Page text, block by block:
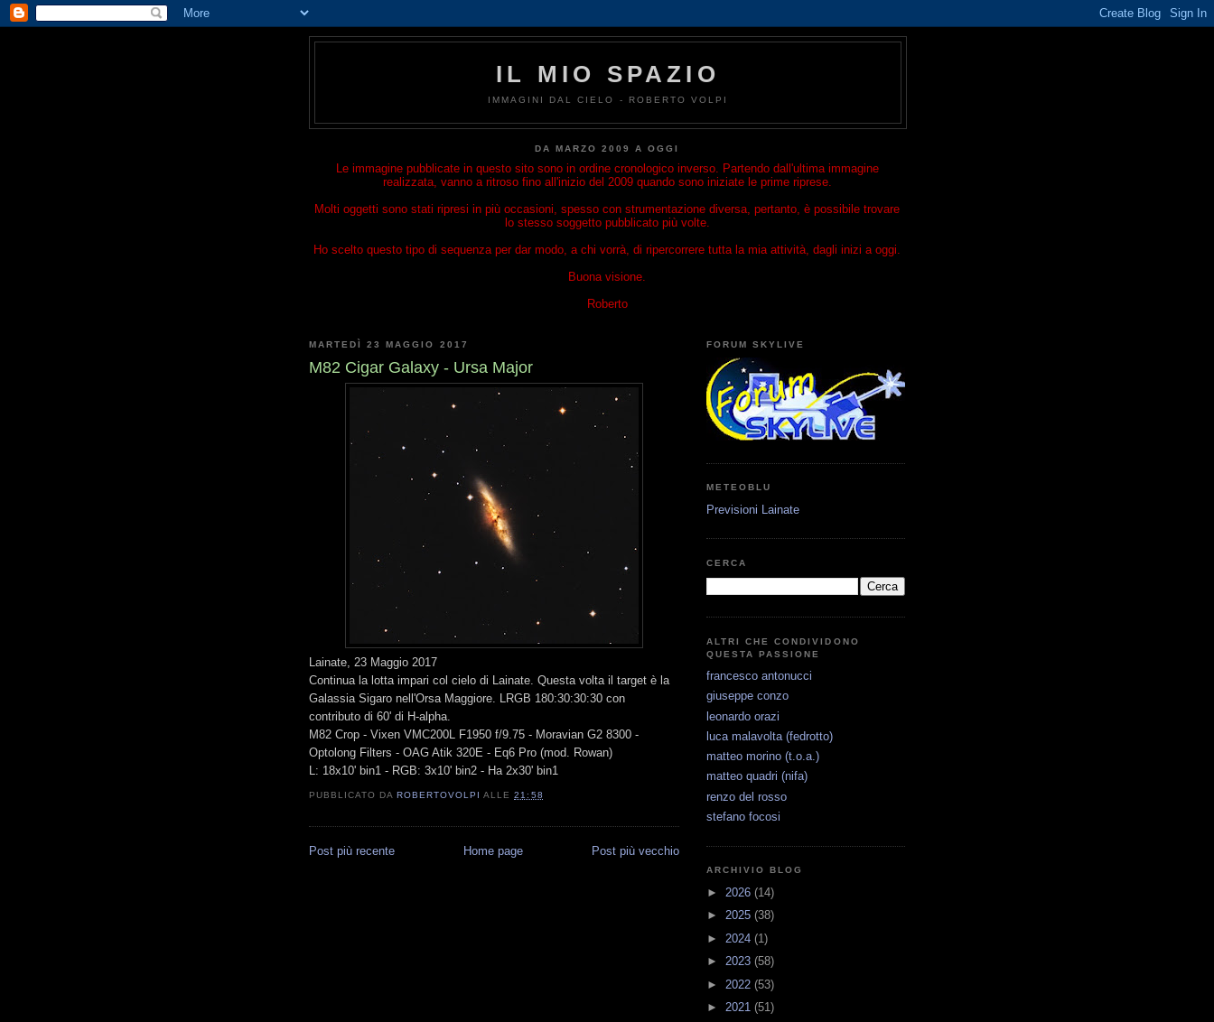
IL MIO SPAZIO
IMMAGINI DAL CIELO - ROBERTO VOLPI
DA MARZO 2009 A OGGI
Le immagine pubblicate in questo sito sono in ordine cronologico inverso. Partendo dall'ultima immagine
realizzata, vanno a ritroso fino all'inizio del 2009 quando sono iniziate le prime riprese.
Molti oggetti sono stati ripresi in più occasioni, spesso con strumentazione diversa, pertanto, è possibile trovare
lo stesso soggetto pubblicato più volte.
Ho scelto questo tipo di sequenza per dar modo, a chi vorrà, di ripercorrere tutta la mia attività, dagli inizi a oggi.
Buona visione.
Roberto
MARTEDÌ 23 MAGGIO 2017
M82 Cigar Galaxy - Ursa Major
Lainate, 23 Maggio 2017
Continua la lotta impari col cielo di Lainate. Questa volta il target è la
Galassia Sigaro nell'Orsa Maggiore. LRGB 180:30:30:30 con
contributo di 60' di H-alpha.
M82 Crop - Vixen VMC200L F1950 f/9.75 - Moravian G2 8300 -
Optolong Filters - OAG Atik 320E - Eq6 Pro (mod. Rowan)
L: 18x10' bin1 - RGB: 3x10' bin2 - Ha 2x30' bin1
PUBBLICATO DAROBERTOVOLPI ALLE21:58
Post più recente Post più vecchio
Home page
FORUM SKYLIVE
METEOBLU
Previsioni Lainate
CERCA
ALTRI CHE CONDIVIDONO
QUESTA PASSIONE
francesco antonucci
giuseppe conzo
leonardo orazi
luca malavolta (fedrotto)
matteo morino (t.o.a.)
matteo quadri (nifa)
renzo del rosso
stefano focosi
ARCHIVIO BLOG
► 2026 (14)
► 2025 (38)
► 2024 (1)
► 2023 (58)
► 2022 (53)
► 2021 (51)